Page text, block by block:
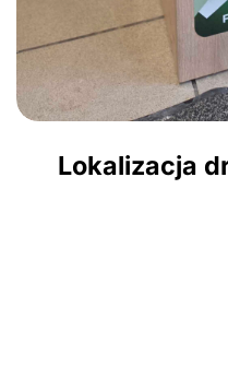
Lokalizacja